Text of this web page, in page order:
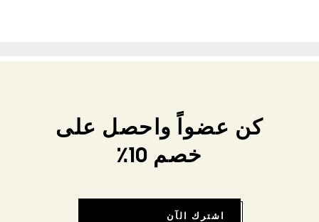
كن عضواً واحصل على
خصم 10٪
اشترك الآن